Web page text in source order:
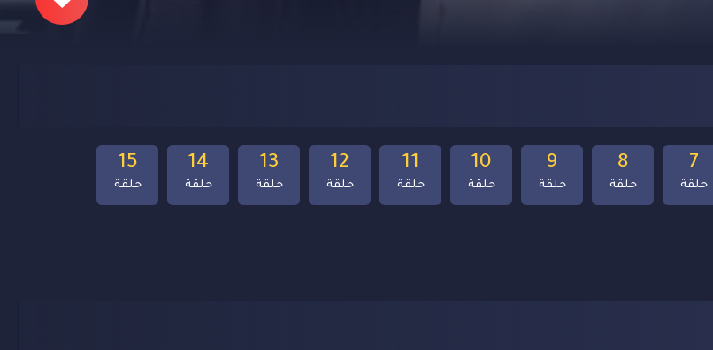
15
حلقة
14
حلقة
13
حلقة
12
حلقة
11
حلقة
10
حلقة
9
حلقة
8
حلقة
7
حلقة